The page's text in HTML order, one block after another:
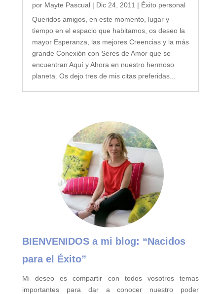
por Mayte Pascual| Dic 24, 2011 | Éxito personal
Queridos amigos, en este momento, lugar y
tiempo en el espacio que habitamos, os deseo la
mayor Esperanza, las mejores Creencias y la más
grande Conexión con Seres de Amor que se
encuentran Aquí y Ahora en nuestro hermoso
planeta. Os dejo tres de mis citas preferidas...
BIENVENIDOS a mi blog: “Nacidos
para el Éxito”
Mi deseo es compartir con todos vosotros temas
importantes para
dar a conocer nuestro poder